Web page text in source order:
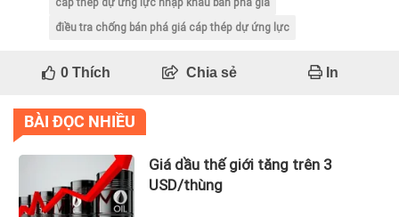
điều tra chống bán phá giá cáp thép dự ứng lực
0Thích Chia sẻ In
BÀI ĐỌC NHIỀU
Giá dầu thế giới tăng trên 3
USD/thùng